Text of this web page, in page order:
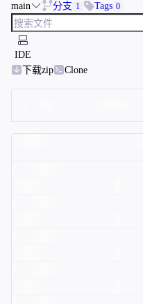
main 分支 1 Tags 0
IDE
下载zip
Clone